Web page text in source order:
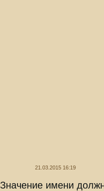
21.03.2015 16:19
Значение имени